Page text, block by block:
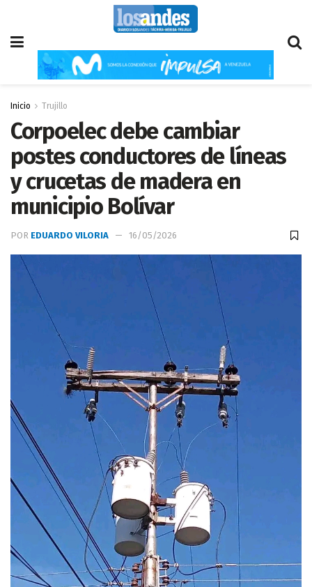
Inicio Trujillo
Corpoelec debe cambiar
postes conductores de líneas
y crucetas de madera en
municipio Bolívar
POR EDUARDO VILORIA 16/05/2026